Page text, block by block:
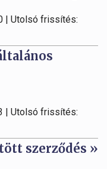
| Utolsó frissítés:
| Utolsó frissítés:
szerződés »